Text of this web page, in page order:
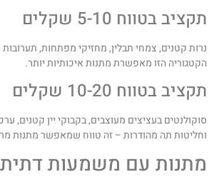
בטווח 5-10 שקלים
קטנים, צמחי תבלין, מחזיקי מפתחות, תערובות
הזו מאפשרת מתנות איכותיות יותר.
בטווח 10-20 שקלים
בעציצים מעוצבים, בקבוקי יין קטנים,
תה מהודרות – זה טווח שמאפשר מתנות
עם משמעות דתית